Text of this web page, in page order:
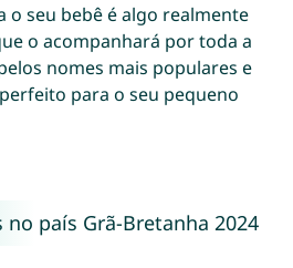
o seu bebê é algo realmente
o acompanhará por toda a
nomes mais populares e
para o seu pequeno
país Grã-Bretanha 2024